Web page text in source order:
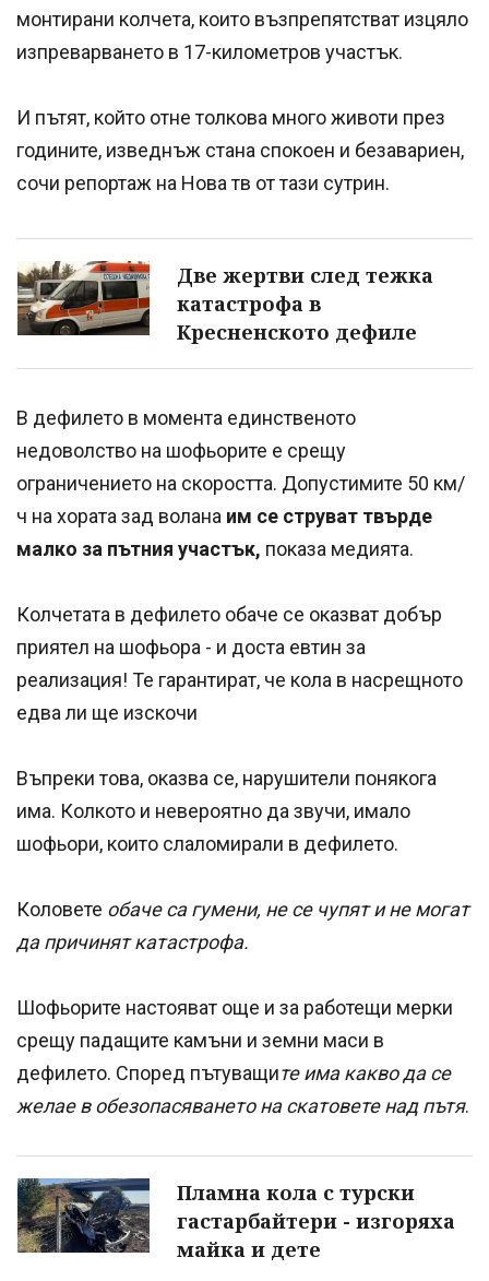
монтирани колчета, които възпрепятстват изцяло
изпреварването в 17-километров участък.
И пътят, който отне толкова много животи през
годините, изведнъж стана спокоен и безавариен,
сочи репортаж на Нова тв от тази сутрин.
Две жертви след тежка
катастрофа в
Кресненското дефиле
В дефилето в момента единственото
недоволство на шофьорите е срещу
ограничението на скоростта. Допустимите 50 км/
ч на хората зад волана им се струват твърде
малко за пътния участък, показа медията.
Колчетата в дефилето обаче се оказват добър
приятел на шофьора - и доста евтин за
реализация! Те гарантират, че кола в насрещното
едва ли ще изскочи
Въпреки това, оказва се, нарушители понякога
има. Колкото и невероятно да звучи, имало
шофьори, които слаломирали в дефилето.
Коловете обаче са гумени, не се чупят и не могат
да причинят катастрофа.
Шофьорите настояват още и за работещи мерки
срещу падащите камъни и земни маси в
дефилето. Според пътуващите има какво да се
желае в обезопасяването на скатовете над пътя.
Пламна кола с турски
гастарбайтери - изгоряха
майка и дете